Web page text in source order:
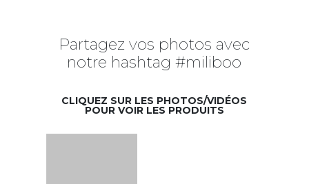
Partagez vos photos avec
notre hashtag #miliboo
CLIQUEZ SUR LES PHOTOS/VIDÉOS
POUR VOIR LES PRODUITS